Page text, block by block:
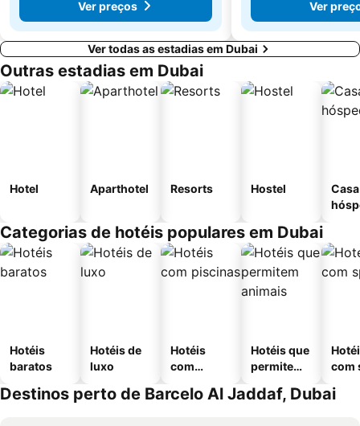
Ver preços
Ver
Ver todas as estadias em Dubai
Outras estadias em Dubai
Hotel Aparthotel Resorts Hostel
Categorias de hotéis populares em Dubai
Hotéis
baratos
Hotéis de
luxo
Hotéis
com
Hotéis que
permitem
com
Destinos perto de Barcelo Al Jaddaf, Dubai